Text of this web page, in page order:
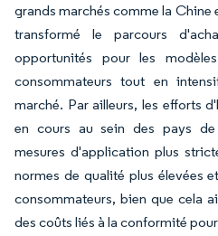
grands marchés comme la
transformé le parcours
opportunités pour les
consommateurs tout en
marché. Par ailleurs, les efforts
en cours au sein des pays de
mesures d'application plus
normes de qualité plus élevées
consommateurs, bien que cela
des coûts liés à la conformité